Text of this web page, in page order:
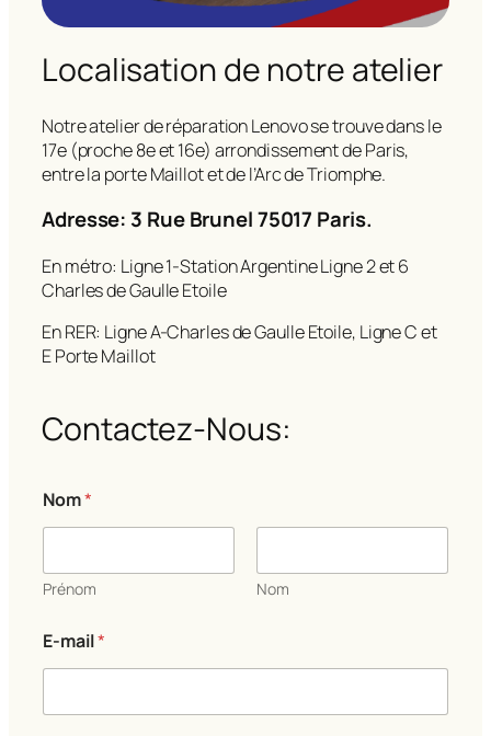
Localisation de notre atelier
Notre atelier de réparation Lenovo se trouve dans le
17e (proche 8e et 16e) arrondissement de Paris,
entre la porte Maillot et de l’Arc de Triomphe.
Adresse: 3 Rue Brunel 75017 Paris.
En métro: Ligne 1-Station Argentine Ligne 2 et 6
Charles de Gaulle Etoile
En RER: Ligne A-Charles de Gaulle Etoile, Ligne C et
E Porte Maillot
Contactez-Nous:
Nom*
Prénom Nom
*
E
m
E-mail*